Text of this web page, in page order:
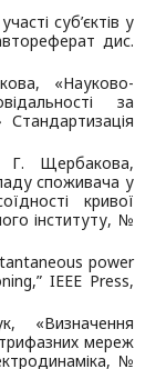
суб’єктів у
дис.
«Науково-
за
Стандартизація
Щербакова,
споживача у
кривої
інституту, №
power
IEEE Press,
мереж
№